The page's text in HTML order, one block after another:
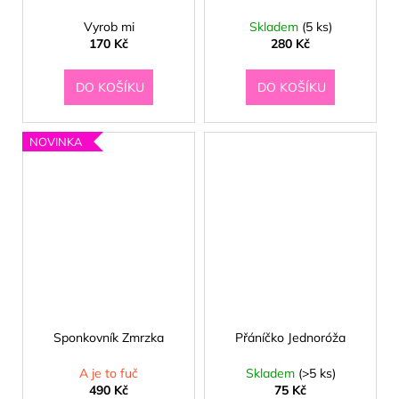
Vyrob mi
170 Kč
DO KOŠÍKU
Skladem (5 ks)
280 Kč
DO KOŠÍKU
NOVINKA
Sponkovník Zmrzka
A je to fuč
490 Kč
Přáníčko Jednoróža
Skladem (>5 ks)
75 Kč